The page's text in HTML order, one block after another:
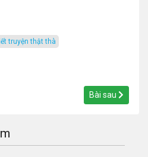
truyện thật thà
Bài sau